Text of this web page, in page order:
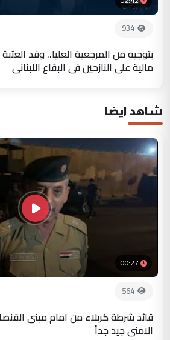
934
بتوجيه من المرجعية العليا.. وفد
مالية على النازحين في البقاع اللبناني
شاهد ايضا
00:27
564
قائد شرطة كربلاء من امام مبنى
الامني جيد جداً